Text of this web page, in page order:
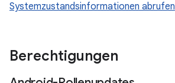
Systemzustandsinformationen abrufen
Berechtigungen